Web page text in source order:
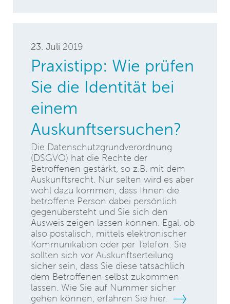
23. Juli 2019
Praxistipp: Wie prüfen
Sie die Identität bei
einem
Auskunftsersuchen?
Die Datenschutzgrundverordnung
(DSGVO) hat die Rechte der
Betroffenen gestärkt, so z.B. mit dem
Auskunftsrecht. Nur selten wird es aber
wohl dazu kommen, dass Ihnen die
betroffene Person dabei persönlich
gegenübersteht und Sie sich den
Ausweis zeigen lassen können. Egal, ob
also postalisch, mittels elektronischer
Kommunikation oder per Telefon: Sie
sollten sich vor Auskunftserteilung
sicher sein, dass Sie diese tatsächlich
dem Betroffenen selbst zukommen
lassen. Wie Sie auf Nummer sicher
gehen können, erfahren Sie hier.